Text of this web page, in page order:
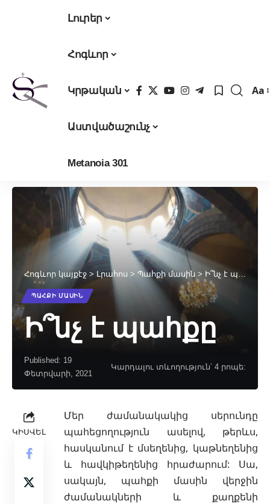
Լուրեր
Հոգևոր
Կրթական
Աստվածաշունչ
Metanoia 301
Aa
Հոգևոր կայքէջ > Լրահոս > Պահքի մասին > Ի՞նչ է պահքը
ՊԱՀՔԻ ՄԱՍԻՆ
Ի՞նչ է պահքը
Published: 19
Փետրվարի, 2021
Կարդալու տևողություն՝ 4 րոպե:
ԿԻՍՎԵԼ
Մեր ժամանակակից սերունդը
պահեցողություն ասելով, թերևս,
հասկանում է մսեղենից, կաթնեղենից
և հավկիթեղենից հրաժարում: Սա,
սակայն, պահքի մասին վերջին
ժամանակների և քաղքենի